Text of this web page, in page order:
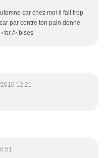
car chez moi il fait trop
par contre ton pain donne
/> bises
12:21